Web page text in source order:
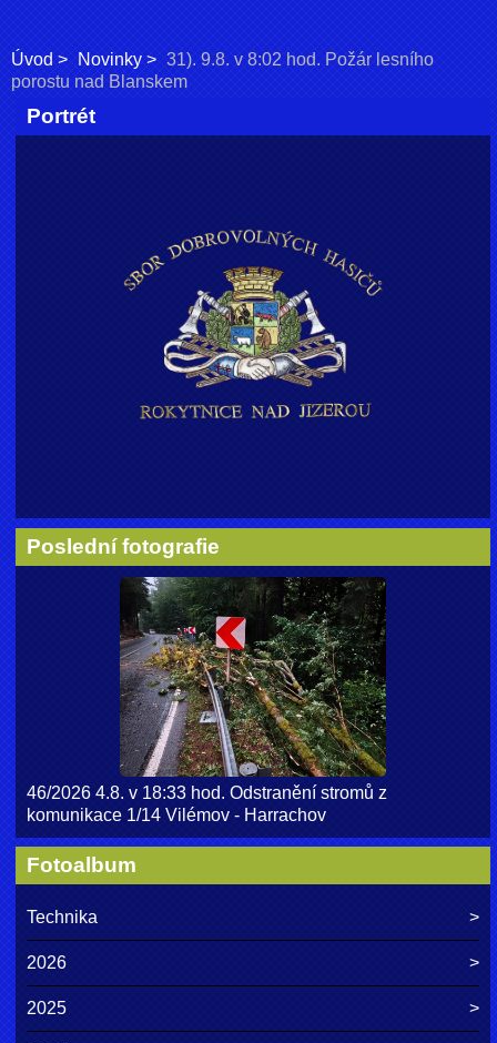
Úvod Novinky
31). 9.8. v 8:02 hod. Požár lesního
porostu nad Blanskem
Portrét
Poslední fotografie
46/2026 4.8. v 18:33 hod. Odstranění stromů z
komunikace 1/14 Vilémov - Harrachov
Fotoalbum
Technika
2026
2025